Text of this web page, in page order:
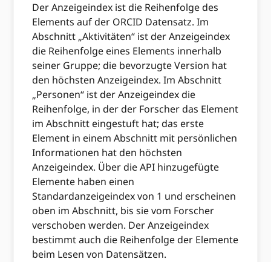
Der Anzeigeindex ist die Reihenfolge des
Elements auf der ORCID Datensatz. Im
Abschnitt „Aktivitäten“ ist der Anzeigeindex
die Reihenfolge eines Elements innerhalb
seiner Gruppe; die bevorzugte Version hat
den höchsten Anzeigeindex. Im Abschnitt
„Personen“ ist der Anzeigeindex die
Reihenfolge, in der der Forscher das Element
im Abschnitt eingestuft hat; das erste
Element in einem Abschnitt mit persönlichen
Informationen hat den höchsten
Anzeigeindex. Über die API hinzugefügte
Elemente haben einen
Standardanzeigeindex von 1 und erscheinen
oben im Abschnitt, bis sie vom Forscher
verschoben werden. Der Anzeigeindex
bestimmt auch die Reihenfolge der Elemente
beim Lesen von Datensätzen.